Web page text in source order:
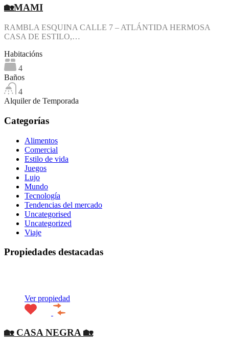
🏡MAMI
RAMBLA ESQUINA CALLE 7 – ATLÁNTIDA HERMOSA
CASA DE ESTILO,…
Habitacións
4
Baños
4
Alquiler de Temporada
Categorías
Alimentos
Comercial
Estilo de vida
Juegos
Lujo
Mundo
Tecnología
Tendencias del mercado
Uncategorised
Uncategorized
Viaje
Propiedades destacadas
Ver propiedad
🏡 CASA NEGRA 🏡